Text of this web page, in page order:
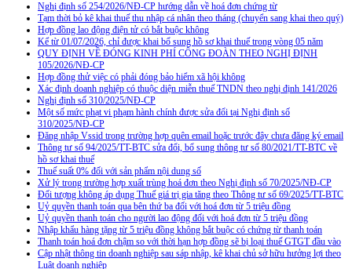
Nghị định số 254/2026/NĐ-CP hướng dẫn về hoá đơn chứng từ
Tạm thời bỏ kê khai thuế thu nhập cá nhân theo tháng (chuyển sang khai theo quý)
Hợp đồng lao động điện tử có bắt buộc không
Kể từ 01/07/2026, chỉ được khai bổ sung hồ sơ khai thuế trong vòng 05 năm
QUY ĐỊNH VỀ ĐÓNG KINH PHÍ CÔNG ĐOÀN THEO NGHỊ ĐỊNH
105/2026/NĐ-CP
Hợp đồng thử việc có phải đóng bảo hiểm xã hội không
Xác định doanh nghiệp có thuộc diện miễn thuế TNDN theo nghị định 141/2026
Nghị định số 310/2025/NĐ-CP
Một số mức phạt vi phạm hành chính được sửa đổi tại Nghị định số
310/2025/NĐ-CP
Đăng nhập Vssid trong trường hợp quên email hoặc trước đây chưa đăng ký email
Thông tư số 94/2025/TT-BTC sửa đổi, bổ sung thông tư số 80/2021/TT-BTC về
hồ sơ khai thuế
Thuế suất 0% đối với sản phẩm nội dung số
Xử lý trong trường hợp xuất trùng hoá đơn theo Nghị định số 70/2025/NĐ-CP
Đối tượng không áp dụng Thuế giá trị gia tăng theo Thông tư số 69/2025/TT-BTC
Uỷ quyền thanh toán qua bên thứ ba đối với hoá đơn từ 5 triệu đồng
Uỷ quyền thanh toán cho người lao động đối với hoá đơn từ 5 triệu đồng
Nhập khẩu hàng tặng từ 5 triệu đồng không bắt buộc có chứng từ thanh toán
Thanh toán hoá đơn chậm so với thời hạn hợp đồng sẽ bị loại thuế GTGT đầu vào
Cập nhật thông tin doanh nghiệp sau sáp nhập, kê khai chủ sở hữu hưởng lợi theo
Luật doanh nghiệp